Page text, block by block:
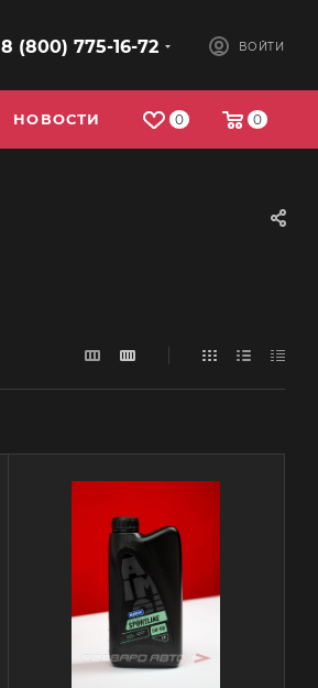
8 (800) 775-16-72 ВОЙТИ
0 0
НОВОСТИ